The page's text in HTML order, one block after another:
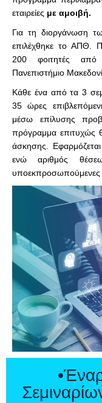
εταιρείες με αμοιβή.
Για τη διοργάνωση
επιλέχθηκε το ΑΠΘ.
200 φοιτητές από
Πανεπιστήμιο
Κάθε ένα από τα 3
35 ώρες
μέσω επίλυσης
πρόγραμμα επιτυχώς
άσκησης. Εφαρμόζεται
ενώ αριθμός
υποεκπροσωπούμενες